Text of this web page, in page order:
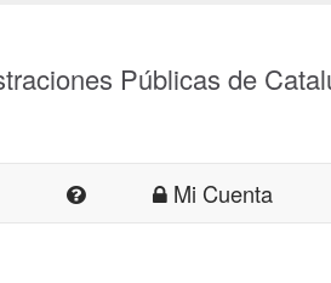
Públicas de
Mi Cuenta